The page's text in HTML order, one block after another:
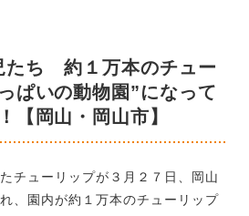
たち 約１万本のチュー
ぱいの動物園”になって
【岡山・岡山市】
チューリップが３月２７日、岡山
、園内が約１万本のチューリップ